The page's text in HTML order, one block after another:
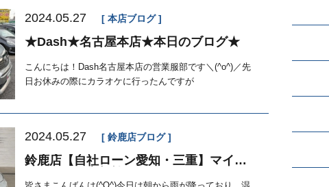
2024.05.27 本店ブログ
★Dash★名古屋本店★本日のブログ★
こんにちは！Dash名古屋本店の営業服部です＼(^o^)／先
日お休みの際にカラオケに行ったんですが
2024.05.27 鈴鹿店ブログ
鈴鹿店【自社ローン愛知・三重】マイカ